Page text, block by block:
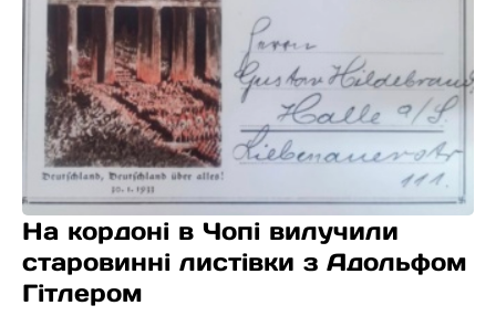
На кордоні в Чопі вилучили
старовинні листівки з Адольфом
Гітлером